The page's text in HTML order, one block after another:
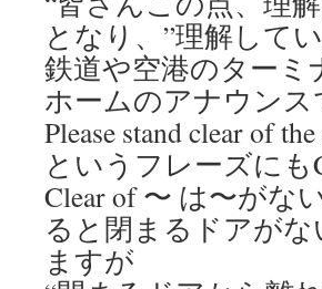
となり、”理解して
鉄道や空港のター
ホームのアナウンス
Please stand clear of
というフレーズに
Clear of 〜 は〜がな
ると閉まるドアが
ますが